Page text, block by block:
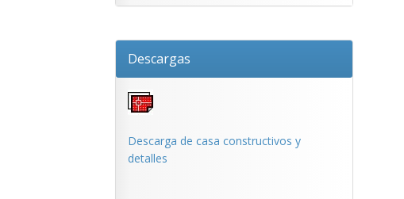
Descargas
Descarga de casa constructivos y
detalles